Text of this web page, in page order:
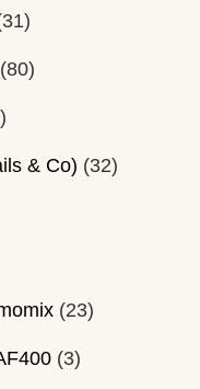
(80)
& Co) (32)
(23)
(3)